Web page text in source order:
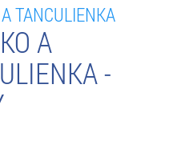
TANCULIENKA
A
-